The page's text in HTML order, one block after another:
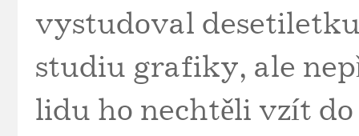
vystudoval
studiu grafiky, ale
lidu ho nechtěli vzít